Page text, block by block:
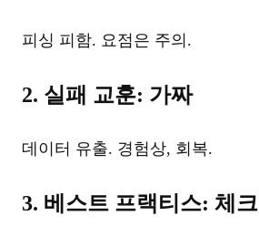
피싱 피함. 요점은 주의.
2. 실패 교훈: 가짜
데이터 유출. 경험상, 회복.
3. 베스트 프랙티스: 체크